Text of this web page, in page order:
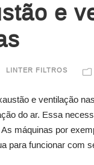
e
LINTER FILTROS
e ventilação
do ar. Essa
máquinas por
para funcionar com